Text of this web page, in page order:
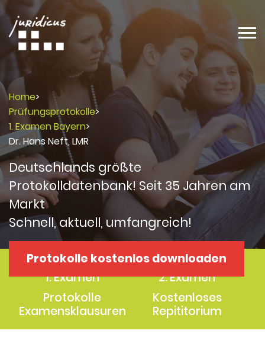
Home>
Prüfungsprotokolle>
1. Examen Bayern>
Dr. Hans Neft, LMR
Deutschlands größte
Protokolldatenbank! Seit 35 Jahren am
Markt
Schnell, aktuell, umfangreich!
Protokolle kostenlos downloaden
Protokolle
1. Examen
Protokolle
2. Examen
Protokolle
Examensklausuren
Kostenloses
Repititorium